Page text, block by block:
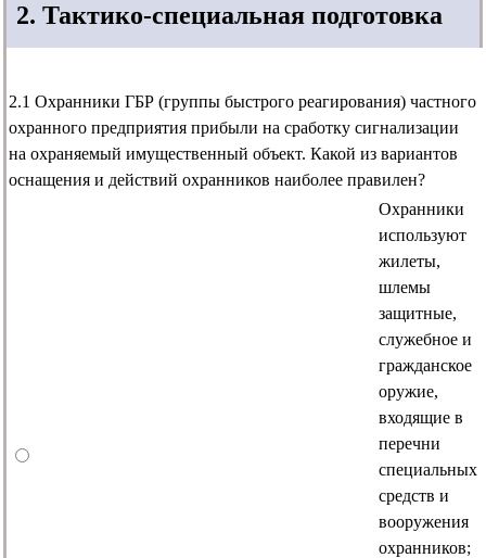
2. Тактико-специальная подготовка
2.1 Охранники ГБР (группы быстрого реагирования) частного
охранного предприятия прибыли на сработку сигнализации
на охраняемый имущественный объект. Какой из вариантов
оснащения и действий охранников наиболее правилен?
Охранники
используют
жилеты,
шлемы
защитные,
служебное и
гражданское
оружие,
входящие в
перечни
специальных
средств и
вооружения
охранников;